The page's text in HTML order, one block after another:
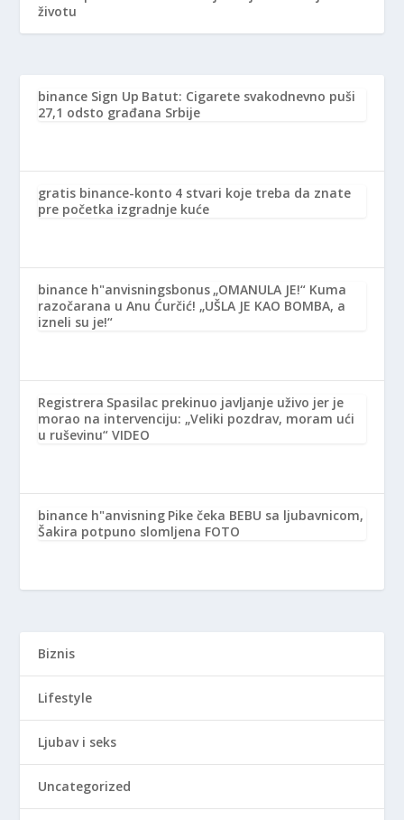
životu
binance Sign Up Batut: Cigarete svakodnevno puši
27,1 odsto građana Srbije
gratis binance-konto 4 stvari koje treba da znate
pre početka izgradnje kuće
binance h"anvisningsbonus „OMANULA JE!“ Kuma
razočarana u Anu Ćurčić! „UŠLA JE KAO BOMBA, a
izneli su je!“
Registrera Spasilac prekinuo javljanje uživo jer je
morao na intervenciju: „Veliki pozdrav, moram ući
u ruševinu“ VIDEO
binance h"anvisning Pike čeka BEBU sa ljubavnicom,
Šakira potpuno slomljena FOTO
Biznis
Lifestyle
Ljubav i seks
Uncategorized